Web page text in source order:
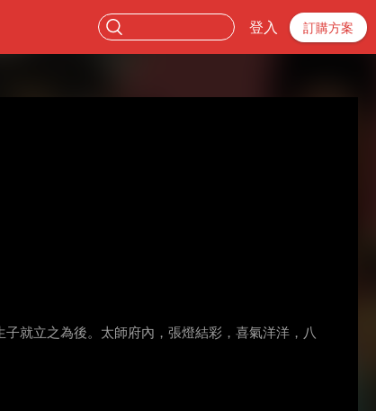
登入 訂購方案
就立之為後。太師府內，張燈結彩，喜氣洋洋，八